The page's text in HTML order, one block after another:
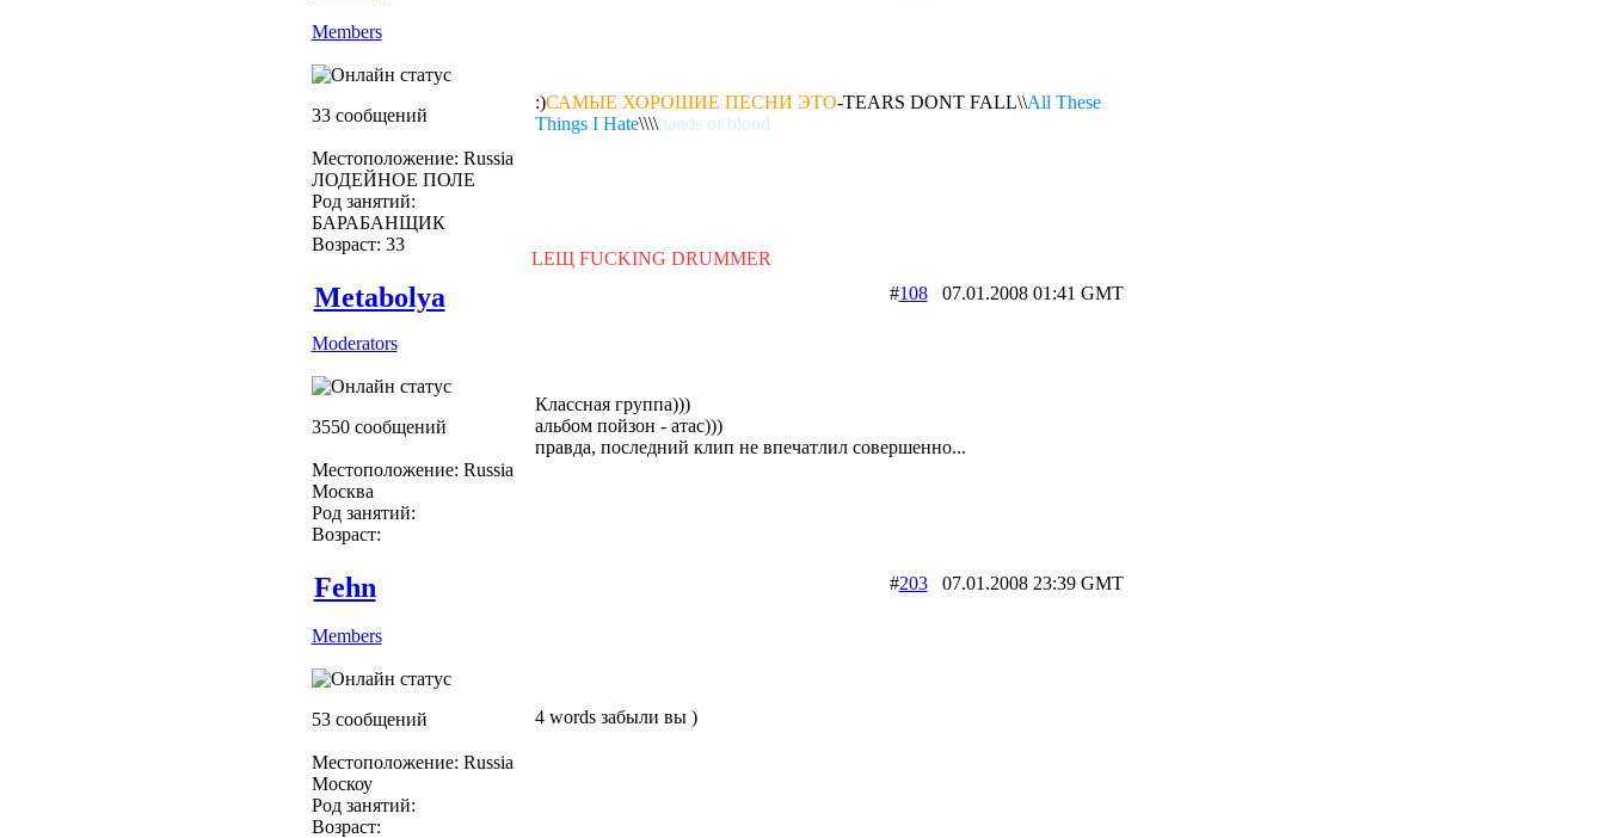
Members
33 сообщений
Местоположение: Russia
ЛОДЕЙНОЕ ПОЛЕ
Род занятий:
БАРАБАНЩИК
Возраст: 33
:)САМЫЕ ХОРОШИЕ ПЕСНИ ЭТО-TEARS DONT FALL\\All These
Things I Hate\\\\hands of blood
LEЩ FUCKING DRUMMER
Metabolya
Moderators
3550 сообщений
Местоположение: Russia
Москва
Род занятий:
Возраст:
#10807.01.2008 01:41 GMT
Классная группа)))
альбом пойзон - атас)))
правда, последний клип не впечатлил совершенно...
Fehn
Members
53 сообщений
Местоположение: Russia
Москоу
Род занятий:
Возраст:
#20307.01.2008 23:39 GMT
4 words забыли вы )